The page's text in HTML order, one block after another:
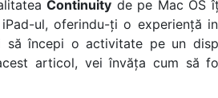
Continuity de pe Mac OS
ul, oferindu-ți o experiență
să începi o activitate pe un
articol, vei învăța cum să